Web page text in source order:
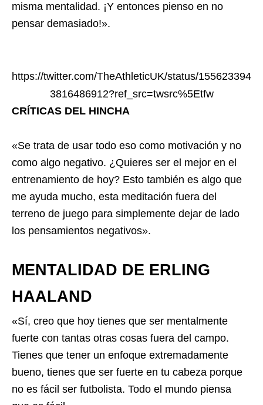
misma mentalidad. ¡Y entonces pienso en no
pensar demasiado!».
https://twitter.com/TheAthleticUK/status/155623394
3816486912?ref_src=twsrc%5Etfw
CRÍTICAS DEL HINCHA
«Se trata de usar todo eso como motivación y no
como algo negativo. ¿Quieres ser el mejor en el
entrenamiento de hoy? Esto también es algo que
me ayuda mucho, esta meditación fuera del
terreno de juego para simplemente dejar de lado
los pensamientos negativos».
MENTALIDAD DE ERLING
HAALAND
«Sí, creo que hoy tienes que ser mentalmente
fuerte con tantas otras cosas fuera del campo.
Tienes que tener un enfoque extremadamente
bueno, tienes que ser fuerte en tu cabeza porque
no es fácil ser futbolista. Todo el mundo piensa